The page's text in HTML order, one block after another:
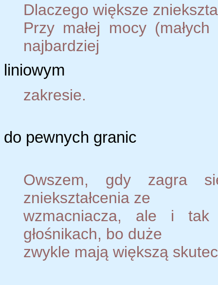
Dlaczego większe
Przy małej mocy
najbardziej
liniowym
zakresie.
do pewnych granic
Owszem, gdy zagra
zniekształcenia ze
wzmacniacza, ale i
głośnikach, bo duże
zwykle mają większą